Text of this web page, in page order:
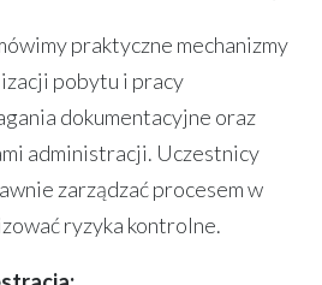
praktyczne mechanizmy
pobytu i pracy
dokumentacyjne oraz
administracji. Uczestnicy
zarządzać procesem w
ryzyka kontrolne.